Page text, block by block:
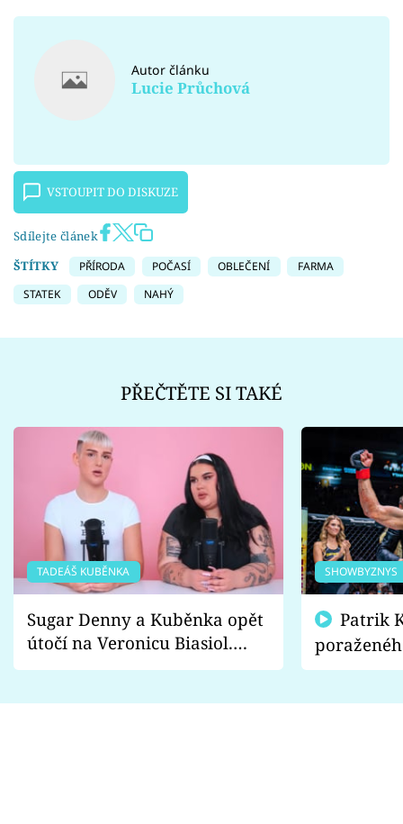
Autor článku
Lucie Průchová
VSTOUPIT DO DISKUZE
Sdílejte článek
ŠTÍTKY
PŘÍRODA POČASÍ OBLEČENÍ
FARMA
STATEK
ODĚV NAHÝ
PŘEČTĚTE SI TAKÉ
TADEÁŠ KUBĚNKA
Sugar Denny a Kuběnka opět
útočí na Veronicu Biasiol.
Proč je podle nich falešná a
SHOWBYZNYS
fanoušci